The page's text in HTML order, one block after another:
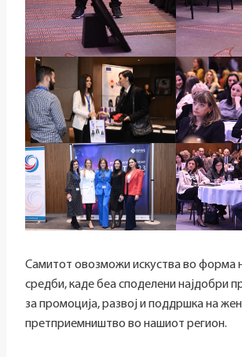
Самитот овозможи искуства во форма
средби, каде беа споделени најдобри
за промоција, развој и поддршка на
претприемништво во нашиот регион.